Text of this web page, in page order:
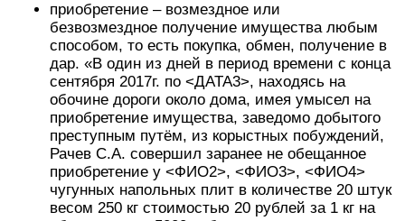
приобретение – возмездное или
безвозмездное получение имущества любым
способом, то есть покупка, обмен, получение в
дар. «В один из дней в период времени с конца
сентября 2017г. по <ДАТА3>, находясь на
обочине дороги около дома, имея умысел на
приобретение имущества, заведомо добытого
преступным путём, из корыстных побуждений,
Рачев С.А. совершил заранее не обещанное
приобретение у <ФИО2>, <ФИО3>, <ФИО4>
чугунных напольных плит в количестве 20 штук
весом 250 кг стоимостью 20 рублей за 1 кг на